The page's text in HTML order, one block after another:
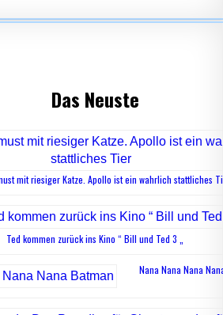
Das Neuste
mit riesiger Katze. Apollo ist ein wahrlich stattliches
Ted kommen zurück ins Kino “ Bill und Ted 3 „
Nana Nana Nana